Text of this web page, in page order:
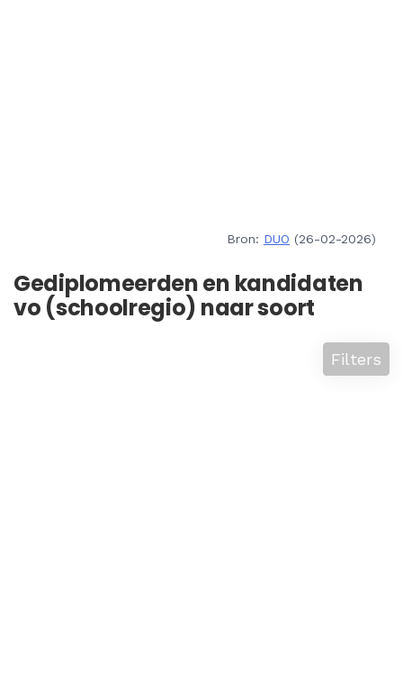
Bron: DUO (26-02-2026)
Gediplomeerden en kandidaten
vo (schoolregio) naar soort
Filters